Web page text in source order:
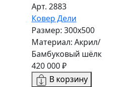
Арт. 2883
Ковер Дели
Размер: 300х500
Материал: Акрил/
Бамбуковый шёлк
420 000 ₽
В корзину